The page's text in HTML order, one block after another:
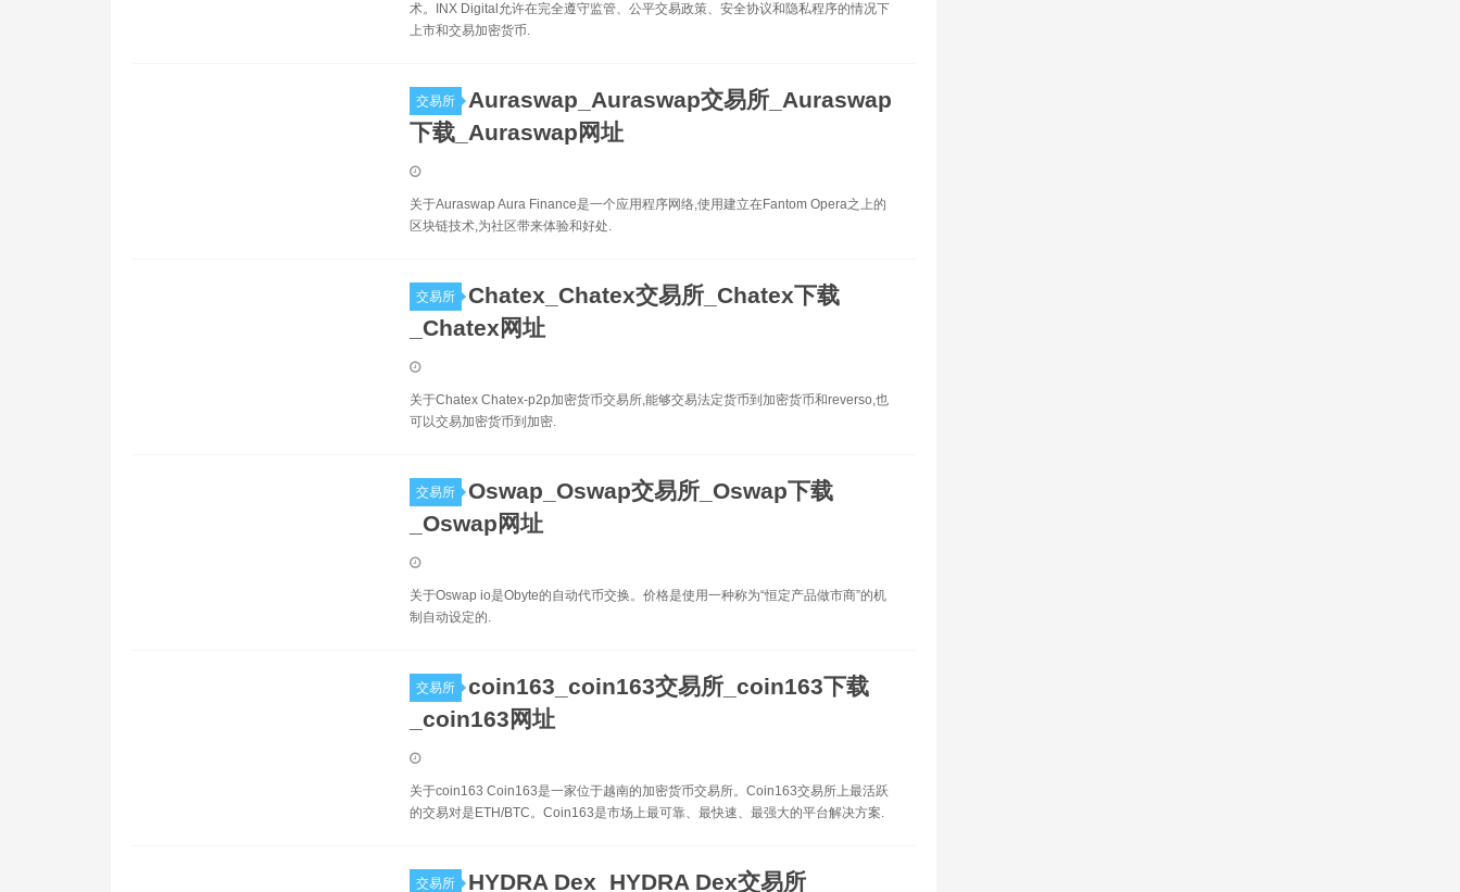
术。INX Digital允许在完全遵守监管、公平交易政策、安全协议和隐私程序的情况下
上市和交易加密货币.
交易所
Auraswap_Auraswap交易所_Auraswap
下载_Auraswap网址
关于Auraswap Aura Finance是一个应用程序网络,使用建立在Fantom Opera之上的
区块链技术,为社区带来体验和好处.
交易所
Chatex_Chatex交易所_Chatex下载
_Chatex网址
关于Chatex Chatex-p2p加密货币交易所,能够交易法定货币到加密货币和reverso,也
可以交易加密货币到加密.
交易所
Oswap_Oswap交易所_Oswap下载
_Oswap网址
关于Oswap io是Obyte的自动代币交换。价格是使用一种称为“恒定产品做市商”的机
制自动设定的.
交易所
coin163_coin163交易所_coin163下载
_coin163网址
关于coin163 Coin163是一家位于越南的加密货币交易所。Coin163交易所上最活跃
的交易对是ETH/BTC。Coin163是市场上最可靠、最快速、最强大的平台解决方案.
交易所 HYDRA Dex_HYDRA Dex交易所